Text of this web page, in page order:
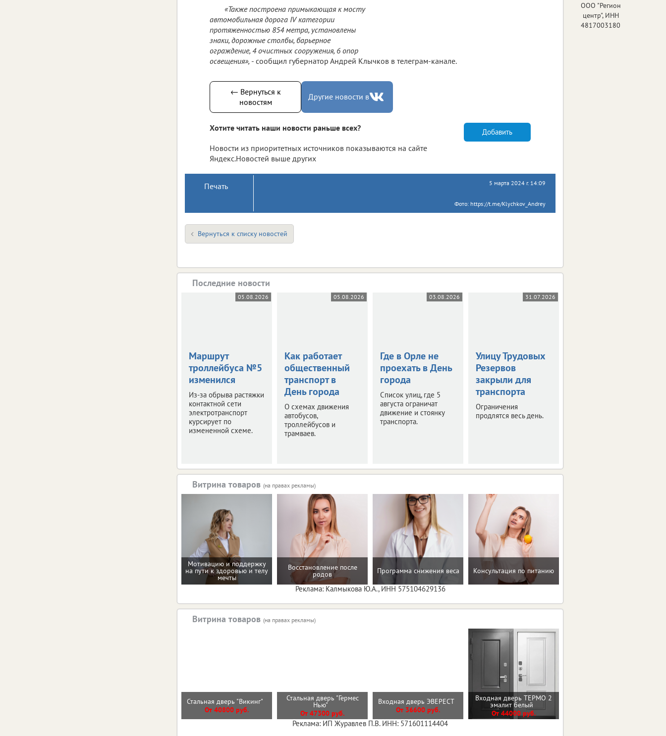
«Также построена примыкающая к мосту
автомобильная дорога IV категории
протяженностью 854 метра, установлены
знаки, дорожные столбы, барьерное
ограждение, 4 очистных сооружения, 6 опор
освещения», - сообщил губернатор Андрей Клычков в телеграм-канале.
← Вернуться к
новостям
Другие новости в
Хотите читать наши новости раньше всех?
Новости из приоритетных источников показываются на сайте
Яндекс.Новостей выше других
Добавить
Печать 5 марта 2024 г. 14:09
Фото: https://t.me/Klychkov_Andrey
Вернуться к списку новостей
Последние новости
05.08.2026
Маршрут
троллейбуса №5
изменился
Из-за обрыва растяжки
контактной сети
электротранспорт
курсирует по
измененной схеме.
05.08.2026
Как работает
общественный
транспорт в
День города
О схемах движения
автобусов,
троллейбусов и
трамваев.
03.08.2026
Где в Орле не
проехать в День
города
Список улиц, где 5
августа ограничат
движение и стоянку
транспорта.
31.07.2026
Улицу Трудовых
Резервов
закрыли для
транспорта
Ограничения
продлятся весь день.
Витрина товаров (на правах рекламы)
Мотивацию и поддержку
на пути к здоровью и телу
мечты
Восстановление после
родов Программа снижения веса Консультация по питанию
Реклама: Калмыкова Ю.А., ИНН 575104629136
Витрина товаров (на правах рекламы)
Стальная дверь "Викинг"
От 40800 руб.
Стальная дверь "Гермес
Нью"
От 47300 руб.
Входная дверь ЭВЕРЕСТ
От 36600 руб.
Входная дверь ТЕРМО 2
эмалит белый
От 44000 руб.
Реклама: ИП Журавлев П.В. ИНН: 571601114404
ООО "Регион
центр", ИНН
4817003180